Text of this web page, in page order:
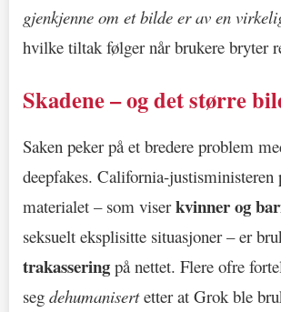
gjenkjenne om et bilde er av en
hvilke tiltak følger når brukere bryter
Skadene – og det større
Saken peker på et bredere problem
deepfakes. California-justisministeren
materialet – som viserkvinner og
seksuelt eksplisitte situasjoner – er
trakassering på nettet. Flere ofre
seg dehumanisertetter at Grok ble